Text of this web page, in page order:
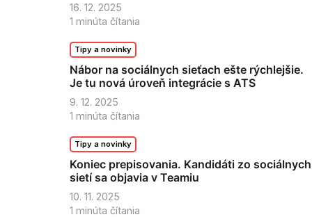
16. 12. 2025
1 minúta čítania
Tipy a novinky
Nábor na sociálnych sieťach ešte rýchlejšie.
Je tu nová úroveň integrácie s ATS
9. 12. 2025
1 minúta čítania
Tipy a novinky
Koniec prepisovania. Kandidáti zo sociálnych
sietí sa objavia v Teamiu
10. 11. 2025
1 minúta čítania